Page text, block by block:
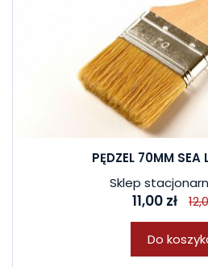
PĘDZEL 70MM SEA
Sklep
11,00 zł
Do